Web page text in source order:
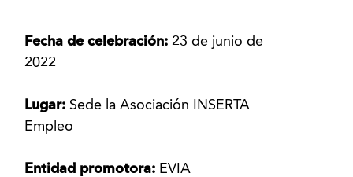
Fecha de celebración: 23 de junio de
2022
Lugar: Sede la Asociación INSERTA
Empleo
Entidad promotora: EVIA